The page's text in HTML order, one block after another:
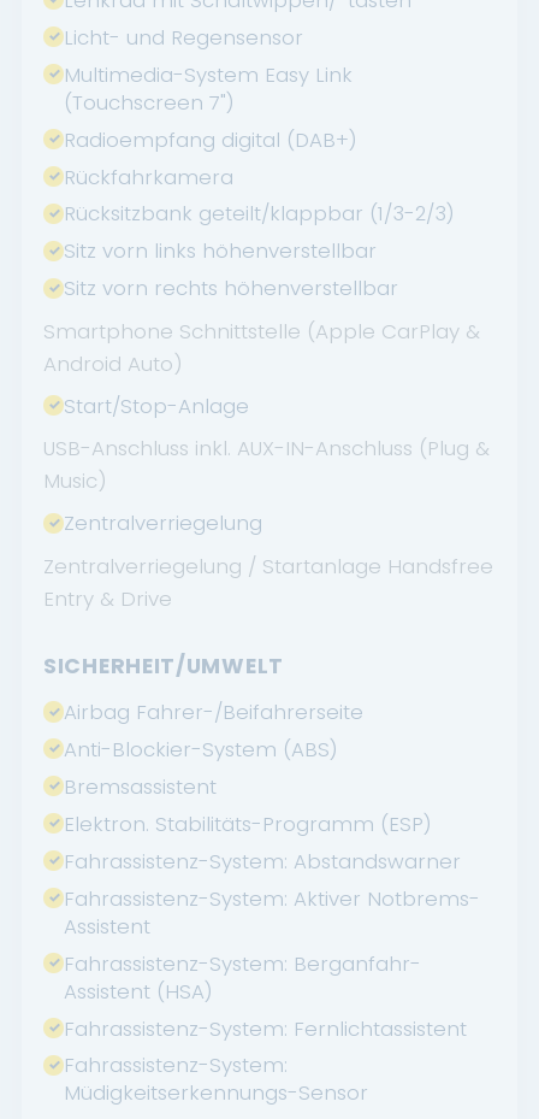
Licht- und Regensensor
Multimedia-System Easy Link
(Touchscreen 7")
Radioempfang digital (DAB+)
Rückfahrkamera
Rücksitzbank geteilt/klappbar (1/3-2/3)
Sitz vorn links höhenverstellbar
Sitz vorn rechts höhenverstellbar
Smartphone Schnittstelle (Apple CarPlay &
Android Auto)
Start/Stop-Anlage
USB-Anschluss inkl. AUX-IN-Anschluss (Plug &
Music)
Zentralverriegelung
Zentralverriegelung / Startanlage Handsfree
Entry & Drive
SICHERHEIT/UMWELT
Airbag Fahrer-/Beifahrerseite
Anti-Blockier-System (ABS)
Bremsassistent
Elektron. Stabilitäts-Programm (ESP)
Fahrassistenz-System: Abstandswarner
Fahrassistenz-System: Aktiver Notbrems-
Assistent
Fahrassistenz-System: Berganfahr-
Assistent (HSA)
Fahrassistenz-System: Fernlichtassistent
Fahrassistenz-System:
Müdigkeitserkennungs-Sensor